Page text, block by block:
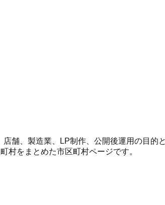
舗、製造業、LP制作、公開後運用の目的
村をまとめた市区町村ページです。